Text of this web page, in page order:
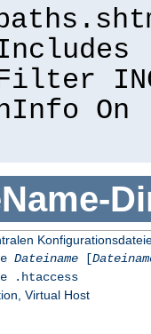
On
-
Dateiname[
.htaccess
Virtual Host